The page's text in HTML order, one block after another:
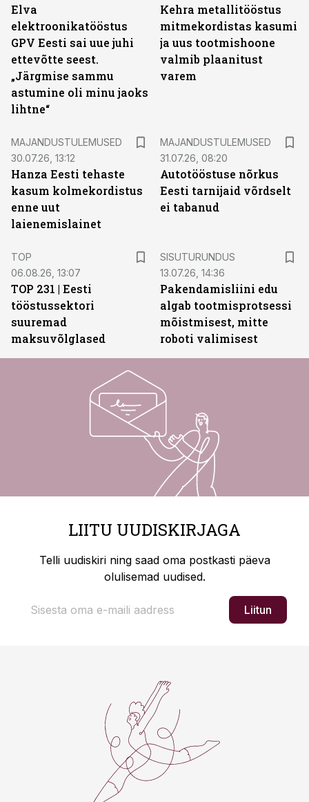
Elva
elektroonikatööstus
GPV Eesti sai uue juhi
ettevõtte seest.
„Järgmise sammu
astumine oli minu jaoks
lihtne“
Kehra metallitööstus
mitmekordistas kasumi
ja uus tootmishoone
valmib plaanitust
varem
MAJANDUSTULEMUSED
30.07.26, 13:12
Hanza Eesti tehaste
kasum kolmekordistus
enne uut
laienemislainet
MAJANDUSTULEMUSED
31.07.26, 08:20
Autotööstuse nõrkus
Eesti tarnijaid võrdselt
ei tabanud
TOP
06.08.26, 13:07
TOP 231 | Eesti
tööstussektori
suuremad
maksuvõlglased
SISUTURUNDUS
13.07.26, 14:36
Pakendamisliini edu
algab tootmisprotsessi
mõistmisest, mitte
roboti valimisest
LIITU UUDISKIRJAGA
Telli uudiskiri ning saad oma postkasti päeva
olulisemad uudised.
Liitun